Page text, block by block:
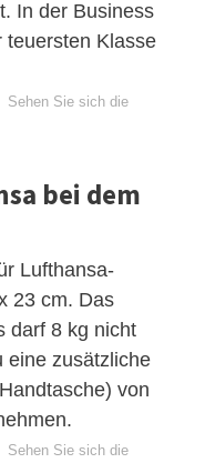
In der Business
teuersten Klasse
Sehen Sie sich die
bei dem
Lufthansa-
23 cm. Das
darf 8 kg nicht
eine zusätzliche
von
Sehen Sie sich die